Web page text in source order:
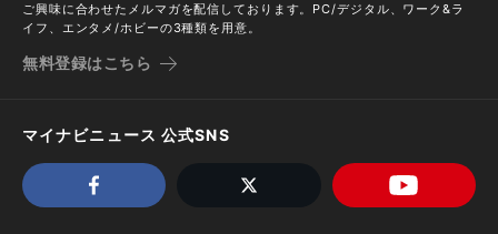
ご興味に合わせたメルマガを配信しております。PC/デジタル、ワーク&ラ
イフ、エンタメ/ホビーの3種類を用意。
無料登録はこちら
マイナビニュース 公式SNS